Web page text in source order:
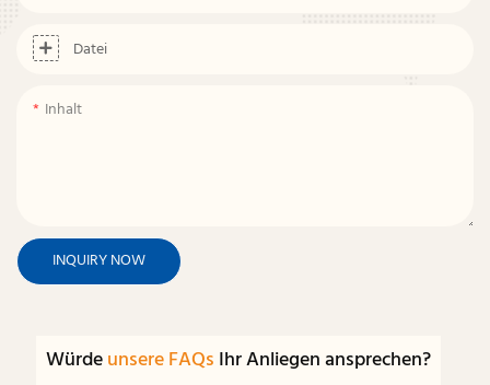
Datei
Inhalt
INQUIRY NOW
Würdeunsere FAQs Ihr Anliegen ansprechen?